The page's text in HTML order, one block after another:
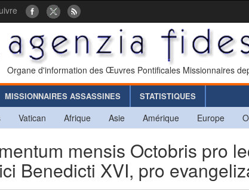
Organe d'information des Œuvres Pontificales Missionnaires
MISSIONNAIRES ASSASSINES STATISTIQUES
Vatican Afrique Asie Amérique Europe
mensis Octobris pro
Benedicti XVI, pro